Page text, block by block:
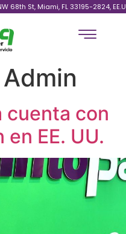
68th St, Miami, FL 33195-2824,
Admin
cuenta con
EE. UU.